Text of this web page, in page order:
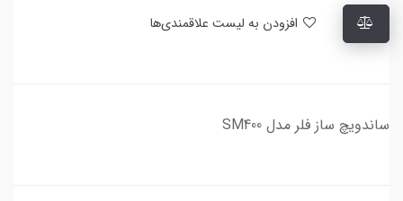
ساندویچ ساز فلر مدل SM400